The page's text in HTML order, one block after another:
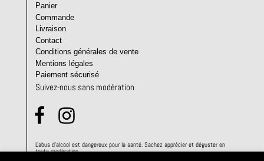
Panier
Commande
Livraison
Contact
Conditions générales de vente
Mentions légales
Paiement sécurisé
Suivez-nous sans modération
L'abus d'alcool est dangereux pour la santé. Sachez apprécier et déguster en
toute modération.